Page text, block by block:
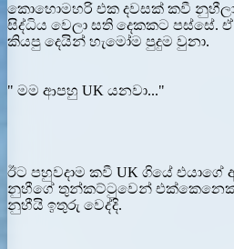
කොහොමහරි එක දවසක් කවී
සිද්ධිය වෙලා සති දෙකකට පස්සේ.
කියපු දෙයින් හැමෝම පුදුම වුනා.
" මම ආපහු UK යනවා..."
ඊට පහුවදාම කවී UK ගියේ
නුහීගේ තුන්කට්ටුවෙන්
නුහීයි ඉතුරු වෙද්දි.